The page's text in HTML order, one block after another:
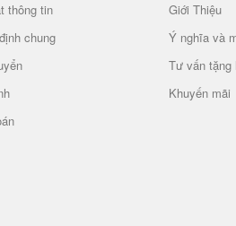
thông tin
chung
Giới Thiệu
Ý nghĩa và
Tư vấn tặng
Khuyến mãi